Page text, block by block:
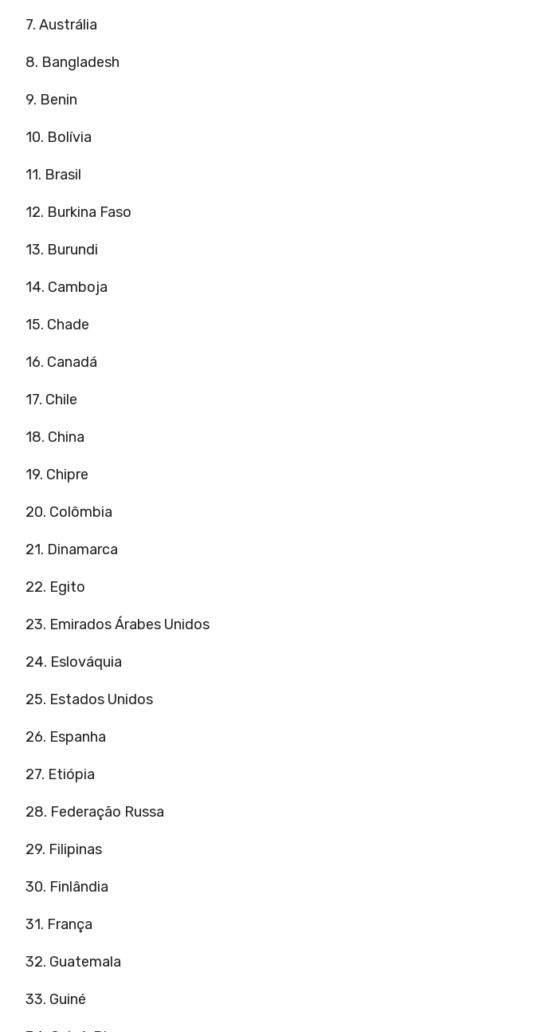
7. Austrália
8. Bangladesh
9. Benin
10. Bolívia
11. Brasil
12. Burkina Faso
13. Burundi
14. Camboja
15. Chade
16. Canadá
17. Chile
18. China
19. Chipre
20. Colômbia
21. Dinamarca
22. Egito
23. Emirados Árabes Unidos
24. Eslováquia
25. Estados Unidos
26. Espanha
27. Etiópia
28. Federação Russa
29. Filipinas
30. Finlândia
31. França
32. Guatemala
33. Guiné